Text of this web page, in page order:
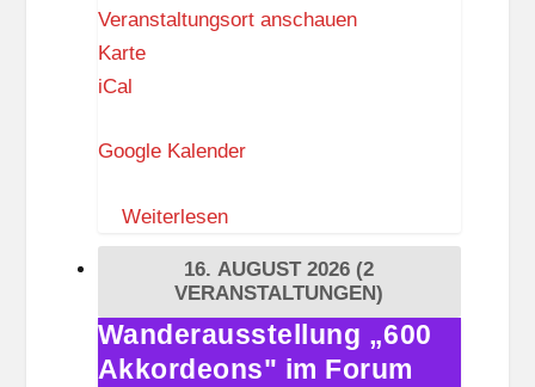
Veranstaltungsort anschauen
KarteZ
–
e
i
i
iCal
Google Kalender
Weiterlesen
16. AUGUST 2026 (2
VERANSTALTUNGEN)
Wanderausstellung
„600
Wanderausstellung „600
Akkordeons" im Forum